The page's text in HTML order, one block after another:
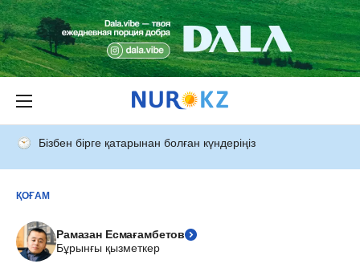
Бізбен бірге қатарынан болған күндеріңіз
ҚОҒАМ
Рамазан Есмағамбетов
Бұрынғы қызметкер